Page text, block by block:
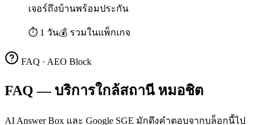
เจอร์ถึงบ้านพร้อมประกัน
⏱ 1 วัน💰 รวมในแพ็กเกจ
FAQ · AEO Block
FAQ — บริการใกล้สถานี หมอชิต
AI Answer Box และ Google SGE มักดึงคำตอบจากบล็อกนี้ไป